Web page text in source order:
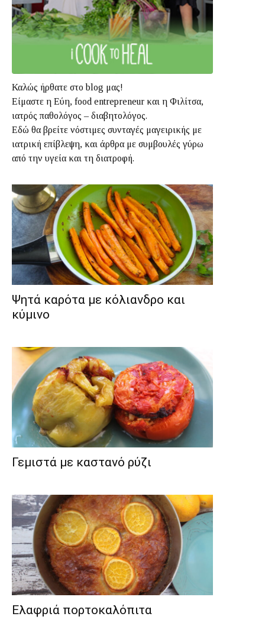
Καλώς ήρθατε στο blog μας!
Είμαστε η Εύη, food entrepreneur και η Φιλίτσα,
ιατρός παθολόγος – διαβητολόγος.
Εδώ θα βρείτε νόστιμες συνταγές μαγειρικής με
ιατρική επίβλεψη, και άρθρα με συμβουλές γύρω
από την υγεία και τη διατροφή.
Ψητά καρότα με κόλιανδρο και
κύμινο
Γεμιστά με καστανό ρύζι
Ελαφριά πορτοκαλόπιτα